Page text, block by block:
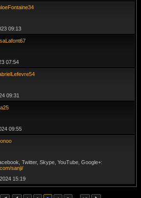
09:13
07:54
09:31
09:55
Twitter, Skype, YouTube, Google+
sanji/
15:19